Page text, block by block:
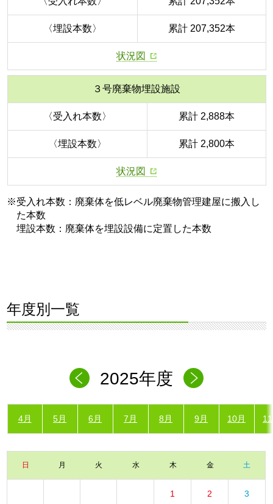
〈埋設本数〉 累計 207,352本
状況図
３号廃棄物埋設施設
〈受入れ本数〉 累計 2,888本
〈埋設本数〉 累計 2,800本
状況図
※受入れ本数：廃棄体を低レベル廃棄物管理建屋に搬入し
た本数
埋設本数：廃棄体を埋設設備に定置した本数
年度別一覧
2025年度
4月 5月 6月 7月 8月 9月 10月
日 月 火 水 木 金 土
1 2 3